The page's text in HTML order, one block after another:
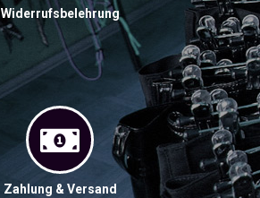
Widerrufsbelehrung
Zahlung & Versand